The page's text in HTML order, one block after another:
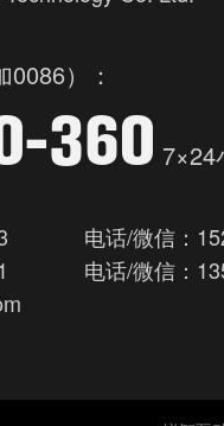
）：
360 7×24
电话/微信：
电话/微信：